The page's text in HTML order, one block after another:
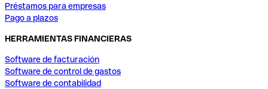
Préstamos para empresas
Pago a plazos
HERRAMIENTAS FINANCIERAS
Software de facturación
Software de control de gastos
Software de contabilidad